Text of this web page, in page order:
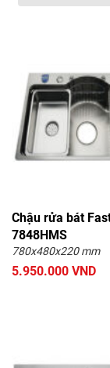
Chậu rửa bát
Chậu rửa bát
Chậu rửa bát
Chậu rửa bát
Chậu rửa bát
Chậu rửa bát
7848HMS
780x480x220 mm
5.950.000 VND